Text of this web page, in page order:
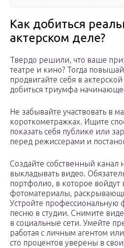
Как добиться
актерском деле?
Твердо решили, что ваше
театре и кино? Тогда
продвигайте себя в
добиться триумфа
Не забывайте участвовать в
короткометражках. Ищите
показать себя публике или
перед режиссерами и
Создайте собственный канал
выкладывать видео.
портфолио, в которое войдут
фотоматериалы,
Устройте профессиональную
песню в студии. Снимите
в социальные сети. Умейте
работая с личным агентом
сто процентов уверены в